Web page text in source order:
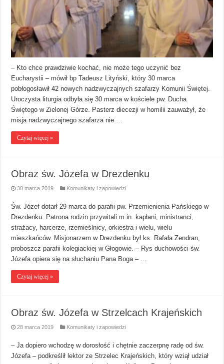
– Kto chce prawdziwie kochać, nie może tego uczynić bez
Eucharystii – mówił bp Tadeusz Lityński, który 30 marca
pobłogosławił 42 nowych nadzwyczajnych szafarzy Komunii Świętej.
Uroczysta liturgia odbyła się 30 marca w kościele pw. Ducha
Świętego w Zielonej Górze. Pasterz diecezji w homilii zauważył, że
misja nadzwyczajnego szafarza nie …
Czytaj więcej »
Obraz św. Józefa w Drezdenku
30 marca 2019 Komunikaty i zapowiedzi
Św. Józef dotarł 29 marca do parafii pw. Przemienienia Pańskiego w
Drezdenku. Patrona rodzin przywitali m.in. kapłani, ministranci,
strażacy, harcerze, rzemieślnicy, orkiestra i wielu, wielu
mieszkańców. Misjonarzem w Drezdenku był ks. Rafała Zendran,
proboszcz parafii kolegiackiej w Głogowie. – Rys duchowości św.
Józefa opiera się na słuchaniu Pana Boga – …
Czytaj więcej »
Obraz św. Józefa w Strzelcach Krajeńskich
28 marca 2019 Komunikaty i zapowiedzi
– Ja dopiero wchodzę w dorosłość i chętnie zaczerpnę radę od św.
Józefa – podkreślił lektor ze Strzelec Krajeńskich, który wziął udział